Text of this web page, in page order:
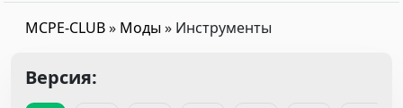
MCPE-CLUB» Моды» Инструменты
Версия: